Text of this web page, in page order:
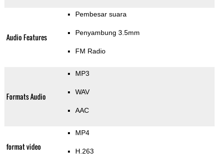
Audio Features
Pembesar suara
Penyambung 3.5mm
FM Radio
Formats Audio
MP3
WAV
AAC
format video
MP4
H.263